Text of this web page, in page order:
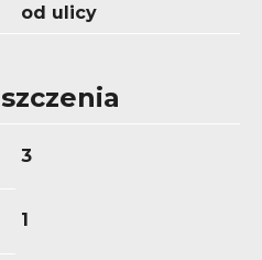
od ulicy
3
1